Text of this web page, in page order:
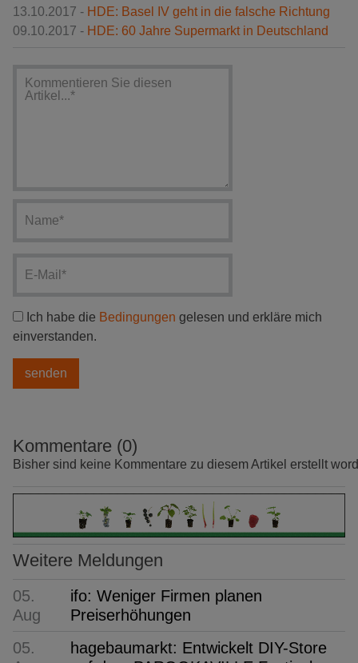
13.10.2017 - HDE: Basel IV geht in die falsche Richtung
09.10.2017 - HDE: 60 Jahre Supermarkt in Deutschland
Ich habe die Bedingungen gelesen und erkläre mich
einverstanden.
Kommentare (0)
Bisher sind keine Kommentare zu diesem Artikel erstellt
Weitere Meldungen
05.
Aug
ifo: Weniger Firmen planen
Preiserhöhungen
05.
hagebaumarkt: Entwickelt DIY-Store